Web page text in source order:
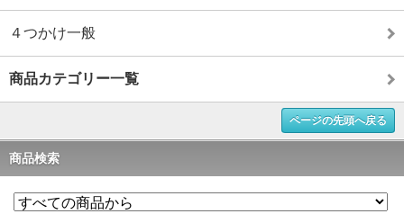
４つかけ一般
商品カテゴリー一覧
ページの先頭へ戻る
商品検索